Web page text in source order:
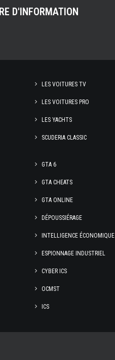
D'INFORMATION
LES VOITURES TV
LES VOITURES PRO
LES YACHTS
SCUDERIA CLASSIC
GTA 6
GTA CHEATS
GTA ONLINE
DÉPOUSSIÉRAGE
INTELLIGENCE ÉCONOMIQUE
ESPIONNAGE INDUSTRIEL
CYBER ICS
OCMST
ICS